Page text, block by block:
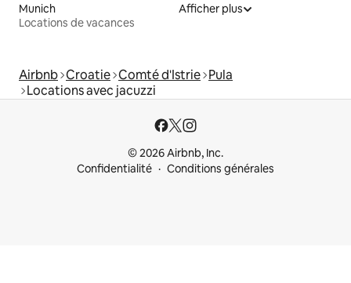
Munich
Locations de vacances
Afficher plus
Airbnb Croatie Comté d'Istrie Pula
Locations avec jacuzzi
© 2026 Airbnb, Inc.
Confidentialité
Conditions générales